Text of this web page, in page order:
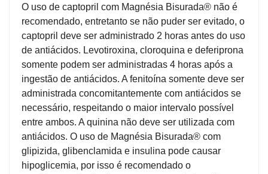
O uso de captopril com Magnésia Bisurada® não é
recomendado, entretanto se não puder ser evitado, o
captopril deve ser administrado 2 horas antes do uso
de antiácidos. Levotiroxina, cloroquina e deferiprona
somente podem ser administradas 4 horas após a
ingestão de antiácidos. A fenitoína somente deve ser
administrada concomitantemente com antiácidos se
necessário, respeitando o maior intervalo possível
entre ambos. A quinina não deve ser utilizada com
antiácidos. O uso de Magnésia Bisurada® com
glipizida, glibenclamida e insulina pode causar
hipoglicemia, por isso é recomendado o